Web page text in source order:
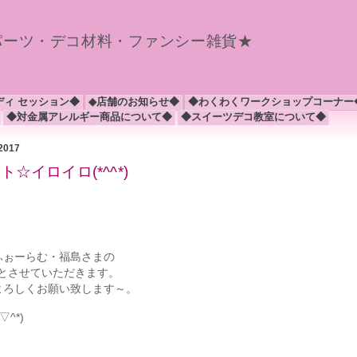
ツ・デコ材料・ファンシー雑貨★
ィ セッション◆ ◆店舗のお知らせ◆
◆わくわくワークショップコーナ
◆対金属アレルギー商品について◆ ◆スイーツデコ教室について◆
☆イロイロ(*^^*)
ーらむ・福島さまの
せていただきます。
しくお願い致します～。